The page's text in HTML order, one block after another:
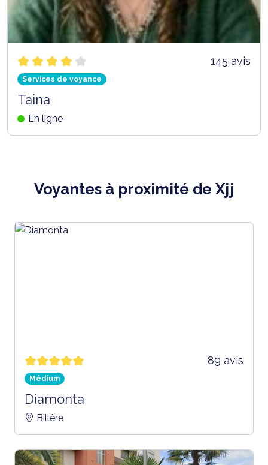
145 avis
Services de voyance
Taina
En ligne
Voyantes à proximité de Xjj
89 avis
Médium
Diamonta
Billère